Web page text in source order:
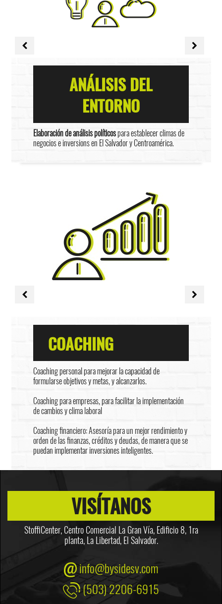
ANÁLISIS DEL
ENTORNO
Elaboración de análisis políticospara establecer climas de
negocios e inversions en El Salvador y Centroamérica.
COACHING
Coaching personal para mejorar la capacidad de
formularse objetivos y metas, y alcanzarlos.
Coaching para empresas, para facilitar la implementación
de cambios y clima laboral
Coaching financiero: Asesoría para un mejor rendimiento y
orden de las finanzas, créditos y deudas, de manera que se
puedan implementar inversiones inteligentes.
VISÍTANOS
StoffiCenter, Centro Comercial La Gran Vía, Edificio 8,1ra
planta, La Libertad, El Salvador.
info@bysidesv.com
(503) 2206-6915